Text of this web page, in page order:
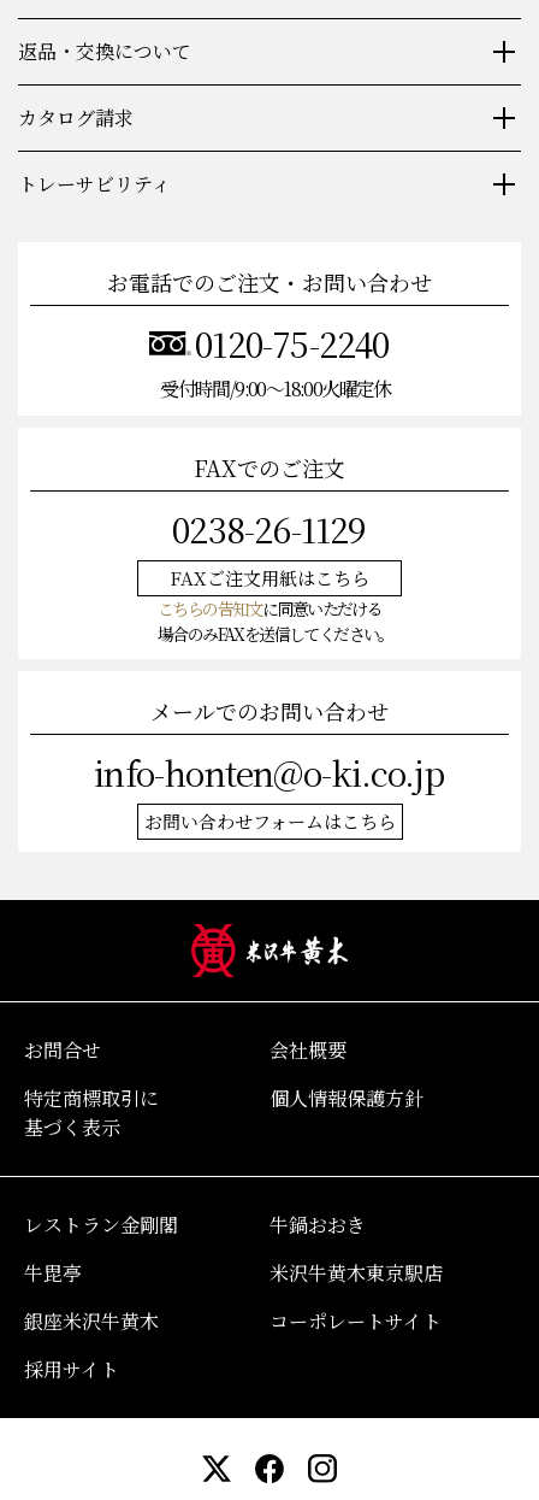
返品・交換について
カタログ請求
トレーサビリティ
お電話でのご注文・お問い合わせ
0120-75-2240
受付時間/9:00〜18:00火曜定休
FAXでのご注文
0238-26-1129
FAXご注文用紙はこちら
こちらの告知文に同意いただける
場合のみFAXを送信してください。
メールでのお問い合わせ
info-honten@o-ki.co.jp
お問い合わせフォームはこちら
お問合せ
会社概要
特定商標取引に
基づく表示
個人情報保護方針
レストラン金剛閣
牛鍋おおき
牛毘亭
米沢牛黄木東京駅店
銀座米沢牛黄木
コーポレートサイト
採用サイト